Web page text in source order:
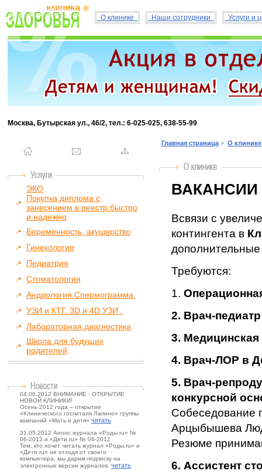
О клинике Наши сотрудники Услуги и
Москва, Бутырская ул., 46/2, тел.: 6-025-025, 638-55-99
ЭКО
Покупка диплома с
занесением в реестр быстро
и надежно
Беременность, акушерство
Гинекология
Педиатрия
Стоматология
Андрология.Спермограмма.
УЗИ и КТГ. 3D и 4D УЗИ .
Лабораторная диагностика
Школа для будущих
родителей
04.06.2012 ВНИМАНИЕ - ОТКРЫТИЕ
НОВОЙ КЛИНИКИ!
Осень 2012 года – открытие
«Клинического госпиталя Лапино» группы
компаний «Мать и дитя» читать
31.05.2012 Анонс журнала «Роды.ru» №
06-2012 и «Дети.ru» № 06-2012
Тем, кто хочет читать журнал «Роды.ru» и
«Дети.ru» не отходя от своего
компьютера, мы дарим подписку на
электронные версии журналов. читать
Главная страница > О клинике
ВАКАНСИИ
Всвязи с
контингента в
дополнительные
Требуются:
1.
2. Врач-педиатр
3. Медицинская
4. Врач-ЛОР в
5. Врач-
конкурсной
Собеседование
Арцыбышева
Резюме
6. Ассистент